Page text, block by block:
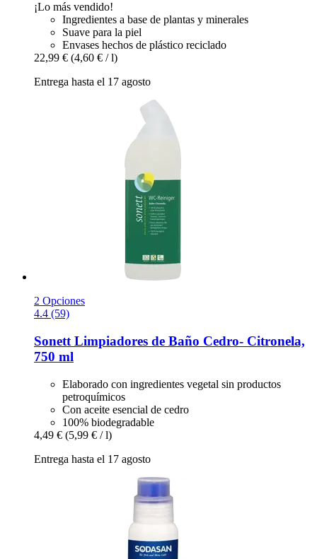
¡Lo más vendido!
Ingredientes a base de plantas y minerales
Suave para la piel
Envases hechos de plástico reciclado
22,99 € (4,60 € / l)
Entrega hasta el 17 agosto
2 Opciones
4.4 (59)
Sonett Limpiadores de Baño Cedro-​ Citronela,
750 ml
Elaborado con ingredientes vegetal sin productos
petroquímicos
Con aceite esencial de cedro
100% biodegradable
4,49 € (5,99 € / l)
Entrega hasta el 17 agosto